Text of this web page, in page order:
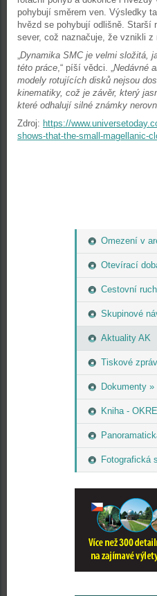
Omezení v
Otevírací
Cestovní
Skupinové
Aktuality AK
Tiskové
Dokumenty »
Kniha -
Fotografická
pohybují směrem ven. Výsledky
hvězd se pohybují odlišně. Starší
sever, což naznačuje, že vznikli z
„Dynamika SMC je velmi složitá,
této práce,“ píší vědci. „Nedávné
modely rotujících disků nejsou
kinematiky, což je závěr, který
které odhalují silné známky
Zdroj: https://
shows-that-the-small-magellanic-